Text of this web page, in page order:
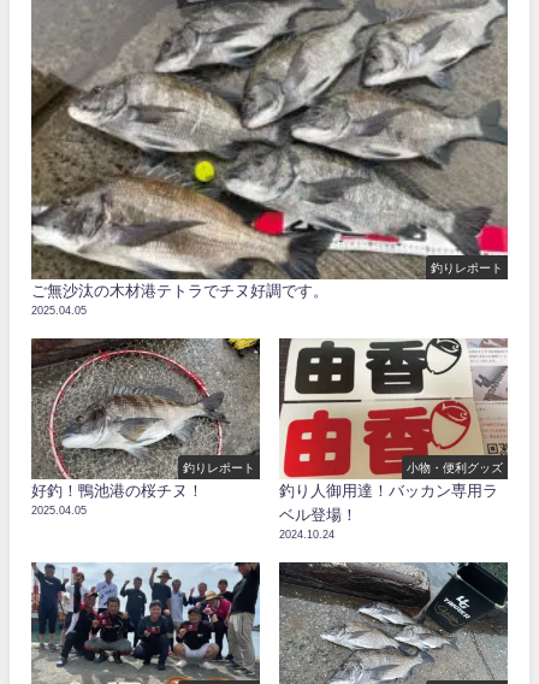
釣りレポート
ご無沙汰の木材港テトラでチヌ好調です。
2025.04.05
釣りレポート
好釣！鴨池港の桜チヌ！
2025.04.05
小物・便利グッズ
釣り人御用達！バッカン専用ラ
ベル登場！
2024.10.24